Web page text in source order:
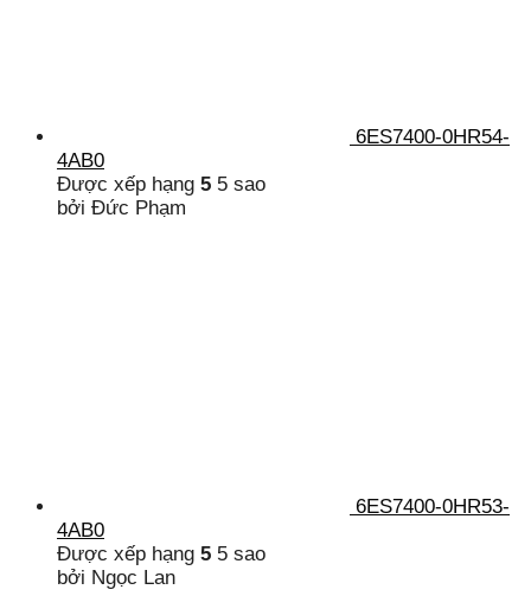
6ES7400-0HR54-
4AB0
Được xếp hạng 5 5 sao
bởi Đức Phạm
6ES7400-0HR53-
4AB0
Được xếp hạng 5 5 sao
bởi Ngọc Lan